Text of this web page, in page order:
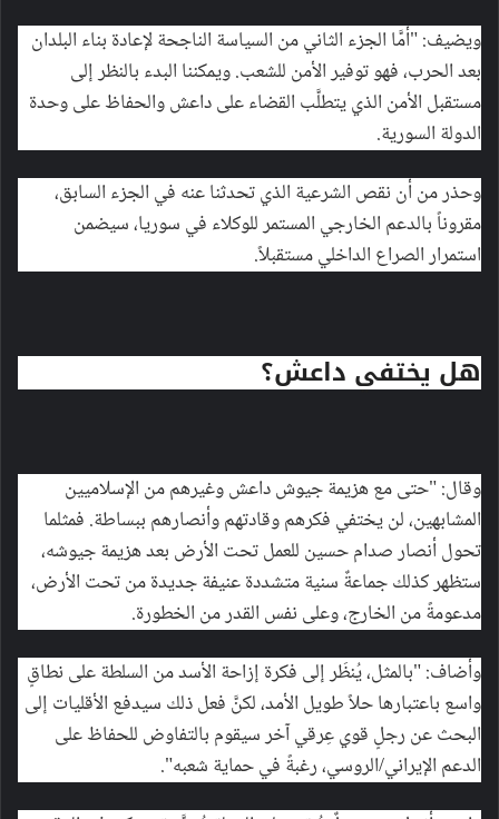
ويضيف: "أمَّا الجزء الثاني من السياسة الناجحة لإعادة بناء البلدان
بعد الحرب، فهو توفير الأمن للشعب. ويمكننا البدء بالنظر إلى
مستقبل الأمن الذي يتطلَّب القضاء على داعش والحفاظ على وحدة
الدولة السورية.
وحذر من أن نقص الشرعية الذي تحدثنا عنه في الجزء السابق،
مقروناً بالدعم الخارجي المستمر للوكلاء في سوريا، سيضمن
استمرار الصراع الداخلي مستقبلاً.
هل يختفي داعش؟
وقال: "حتى مع هزيمة جيوش داعش وغيرهم من الإسلاميين
المشابهين، لن يختفي فكرهم وقادتهم وأنصارهم ببساطة. فمثلما
تحول أنصار صدام حسين للعمل تحت الأرض بعد هزيمة جيوشه،
ستظهر كذلك جماعةٌ سنية متشددة عنيفة جديدة من تحت الأرض،
مدعومةً من الخارج، وعلى نفس القدر من الخطورة.
وأضاف: "بالمثل، يُنظَر إلى فكرة إزاحة الأسد من السلطة على نطاقٍ
واسع باعتبارها حلاً طويل الأمد، لكنَّ فعل ذلك سيدفع الأقليات إلى
البحث عن رجلٍ قوي عِرقي آخر سيقوم بالتفاوض للحفاظ على
الدعم الإيراني/الروسي، رغبةً في حماية شعبه".